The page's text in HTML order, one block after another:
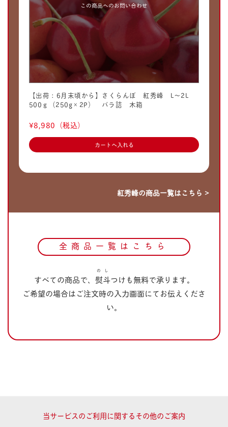
この商品へのお問い合わせ
【出荷：6月末頃から】さくらんぼ 紅秀峰 L〜2L
500ｇ（250g×2P） バラ詰 木箱
¥8,980 （税込）
紅秀峰の商品一覧はこちら >
全商品一覧はこちら
すべての商品で、 熨
の
斗
し
つけも無料で承ります。
ご希望の場合はご注文時の入力画面にてお伝えくださ
い。
当サービスのご利用に関するその他のご案内